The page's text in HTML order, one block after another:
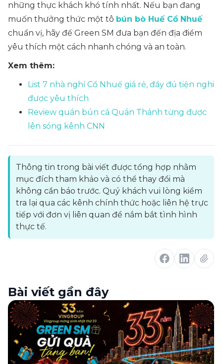
những thực khách khó tính nhất. Nếu bạn đang
muốn thưởng thức một tô bún bò Huế Cổ Nhuế
chuẩn vị, hãy để Green SM đưa bạn đến địa điểm
yêu thích một cách nhanh chóng và an toàn.
Xem thêm:
List 7 nhà nghỉ Cổ Nhuế giá rẻ, đầy đủ tiện nghi
được yêu thích
Review quán bún cá Quán Thánh từng được
lên sóng kênh CNN
Thông tin trong bài viết được tổng hợp nhằm
mục đích tham khảo và có thể thay đổi mà
không cần báo trước. Quý khách vui lòng kiểm
tra lại qua các kênh chính thức hoặc liên hệ trực
tiếp với đơn vị liên quan để nắm bắt tình hình
thực tế.
Bài viết gần đây